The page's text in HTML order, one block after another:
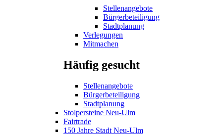
Stellenangebote
Bürgerbeteiligung
Stadtplanung
Verlegungen
Mitmachen
Häufig gesucht
Stellenangebote
Bürgerbeteiligung
Stadtplanung
Stolpersteine Neu-Ulm
Fairtrade
150 Jahre Stadt Neu-Ulm